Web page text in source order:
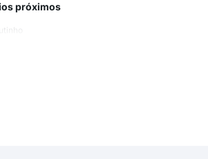
próximos